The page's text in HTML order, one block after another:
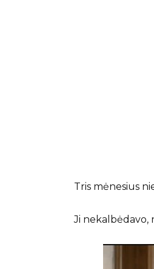
Tris mėnesius
Ji nekalbėdavo,